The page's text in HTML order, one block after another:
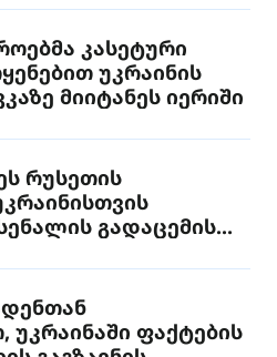
კასეტური
უკრაინის
მიიტანეს იერიში
რუსეთის
გადაცემის
უკრაინაში ფაქტების